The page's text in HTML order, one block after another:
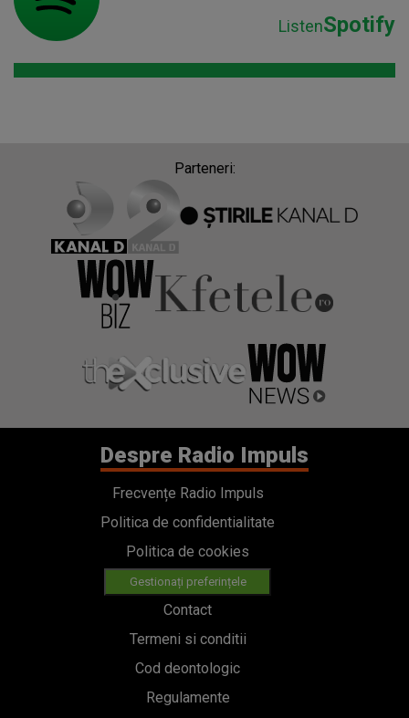
ListenSpotify
Parteneri:
Despre Radio Impuls
Frecvențe Radio Impuls
Politica de confidentialitate
Politica de cookies
Gestionați preferințele
Contact
Termeni si conditii
Cod deontologic
Regulamente